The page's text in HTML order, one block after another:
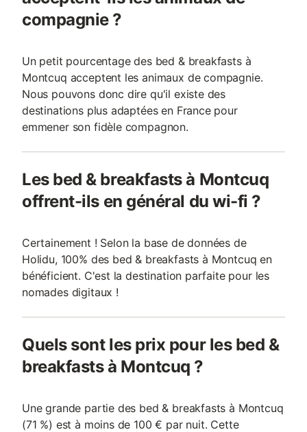
compagnie ?
Un petit pourcentage des bed & breakfasts à
Montcuq acceptent les animaux de compagnie.
Nous pouvons donc dire qu'il existe des
destinations plus adaptées en France pour
emmener son fidèle compagnon.
Les bed & breakfasts à Montcuq
offrent-ils en général du wi-fi ?
Certainement ! Selon la base de données de
Holidu, 100% des bed & breakfasts à Montcuq en
bénéficient. C'est la destination parfaite pour les
nomades digitaux !
Quels sont les prix pour les bed &
breakfasts à Montcuq ?
Une grande partie des bed & breakfasts à Montcuq
(71 %) est à moins de 100 € par nuit. Cette